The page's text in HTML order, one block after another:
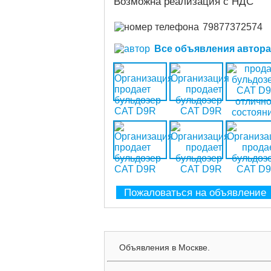
79877372574
Все объявления автора
Пожаловаться на объявление
Объявления в Москве.